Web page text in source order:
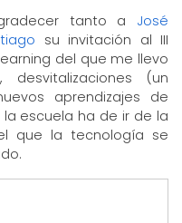
tanto a José
su invitación al III
del que me llevo
desvitalizaciones (un
aprendizajes de
escuela ha de ir de la
que la tecnología se